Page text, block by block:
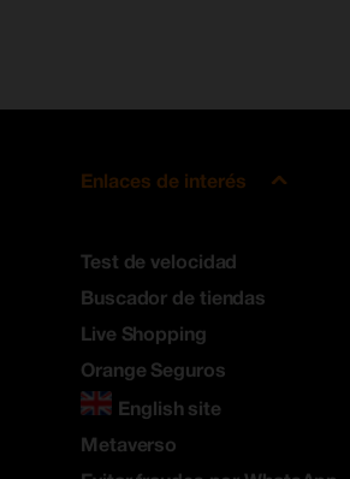
Enlaces de interés
Test de velocidad
Buscador de tiendas
Live Shopping
Orange Seguros
English site
Metaverso